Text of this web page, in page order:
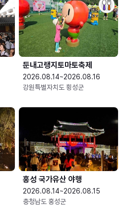
둔내고랭지토마토축제
2026.08.14~2026.08.16
강원특별자치도 횡성군
홍성 국가유산 야행
2026.08.14~2026.08.15
충청남도 홍성군